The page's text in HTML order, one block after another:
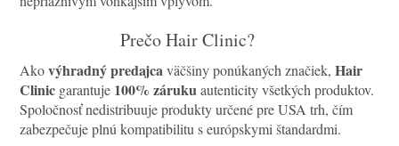
Prečo Hair Clinic?
Akovýhradný predajca väčšiny ponúkaných značiek, Hair
Clinicgarantuje 100% záruku autenticity všetkých produktov.
Spoločnosť nedistribuuje produkty určené pre USA trh, čím
zabezpečuje plnú kompatibilitu s európskymi štandardmi.